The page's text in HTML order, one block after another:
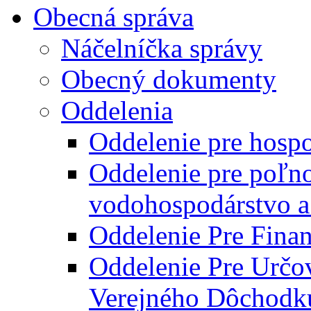
Obecná správa
Náčelníčka správy
Obecný dokumenty
Oddelenia
Oddelenie pre
Oddelenie pre
vodohospodárstvo
Oddelenie Pre
Oddelenie Pre
Verejného